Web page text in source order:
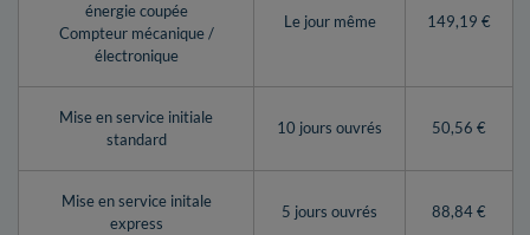
énergie coupée
Compteur mécanique /
électronique
Le jour même 149,19 €
Mise en service initiale
standard
10 jours ouvrés 50,56 €
Mise en service initale
express
5 jours ouvrés 88,84 €